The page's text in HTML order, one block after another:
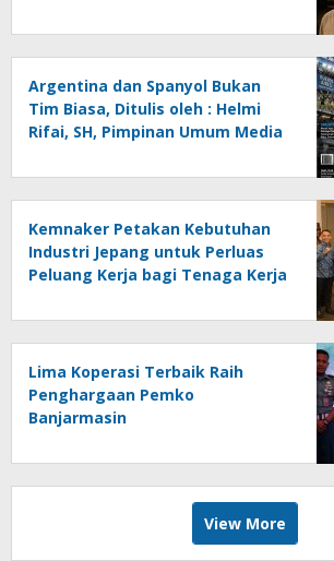
Ancaman Lingkungan, Oleh :
Helmi Rifai, SH
Argentina dan Spanyol Bukan
Tim Biasa, Ditulis oleh : Helmi
Rifai, SH, Pimpinan Umum Media
Kemnaker Petakan Kebutuhan
Industri Jepang untuk Perluas
Peluang Kerja bagi Tenaga Kerja
Lima Koperasi Terbaik Raih
Penghargaan Pemko
Banjarmasin
View More